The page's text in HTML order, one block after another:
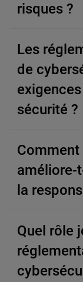
risques ?
Les
de
sécurité ?
améliore-
la
Quel rôle